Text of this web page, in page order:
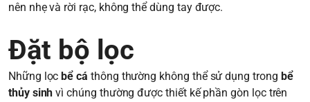
nên nhẹ và rời rạc, không thể dùng tay được.
Đặt bộ lọc
Những lọcbể cá thông thường không thể sử dụng trong bể
thủy sinh vì chúng thường được thiết kế phần gòn lọc trên